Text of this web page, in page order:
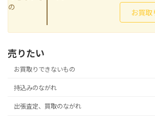
の
お買取
売りたい
お買取りできないもの
持込みのながれ
出張査定、買取のながれ